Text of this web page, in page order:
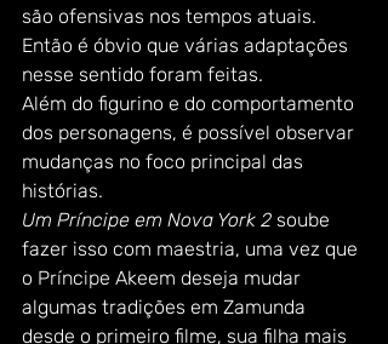
são ofensivas nos tempos atuais.
Então é óbvio que várias adaptações
nesse sentido foram feitas.
Além do figurino e do comportamento
dos personagens, é possível observar
mudanças no foco principal das
histórias.
Um Príncipe em Nova York 2 soube
fazer isso com maestria, uma vez que
o Príncipe Akeem deseja mudar
algumas tradições em Zamunda
desde o primeiro filme, sua filha mais